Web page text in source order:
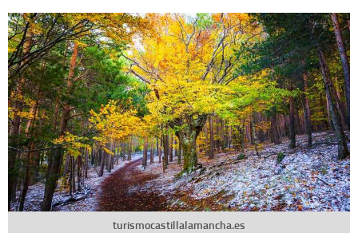
turismocastillalamancha.es